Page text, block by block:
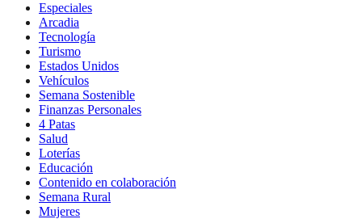
Especiales
Arcadia
Tecnología
Turismo
Estados Unidos
Vehículos
Semana Sostenible
Finanzas Personales
4 Patas
Salud
Loterías
Educación
Contenido en colaboración
Semana Rural
Mujeres